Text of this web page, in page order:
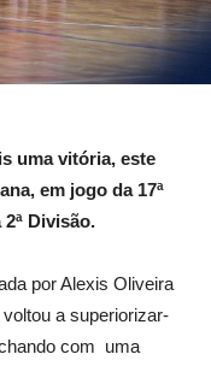
uma vitória, este
em jogo da 17ª
Divisão.
por Alexis Oliveira
a superiorizar-
com uma